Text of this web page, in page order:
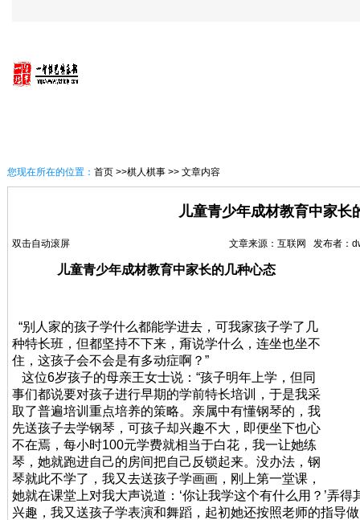
您现在所在的位置： 首页 >>棋人棋事 >> 文章内容
儿童青少年成材教育中家长
双击自动滚屏 文章来源：互联网 发布者：
儿童青少年成材教育中家长的几种心态
“别人家的孩子学什么都能学进去，可我家孩子学了几
种特长班，但都坚持不下来，甭说学什么，连坐也坐不
住，这孩子会不会是有多动症啊？”
这位6岁孩子的母亲王女士说：“孩子明年上学，但同
事们都说要对孩子进行早期的学前特长培训，于是我采
取了普遍培训重点培养的策略。亲属中有懂钢琴的，我
先送孩子去学钢琴，可孩子却兴趣不大，即便坐下也心
不在焉，每小时100元学费就相当于白花，我一让她练
琴，她就跑进自己的房间把自己反锁起来。没办法，钢
琴就此不学了，我又去送孩子学画画，刚上第一堂课，
她就在课堂上对我大声说道：‘你让我学这个有什么用？’弄
兴趣，我又送孩子学表演和舞蹈，起初她还按照老师的指导